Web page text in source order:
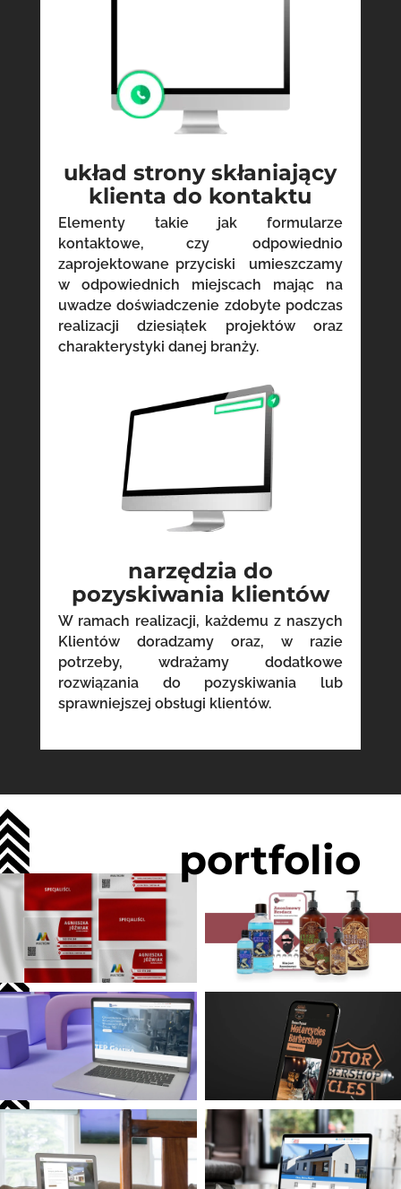
układ strony skłaniający
klienta do kontaktu
Elementy takie jak formularze
kontaktowe, czy odpowiednio
zaprojektowane przyciski umieszczamy
w odpowiednich miejscach mając na
uwadze doświadczenie zdobyte podczas
realizacji dziesiątek projektów oraz
charakterystyki danej branży.
narzędzia do
pozyskiwania klientów
W ramach realizacji, każdemu z naszych
Klientów doradzamy oraz, w razie
potrzeby, wdrażamy dodatkowe
rozwiązania do pozyskiwania lub
sprawniejszej obsługi klientów.
portfolio